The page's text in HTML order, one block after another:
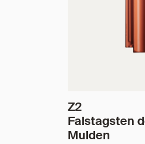
Z2
Falstagsten
Mulden